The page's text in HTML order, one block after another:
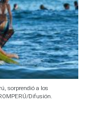
sorprendió a los
Difusión.